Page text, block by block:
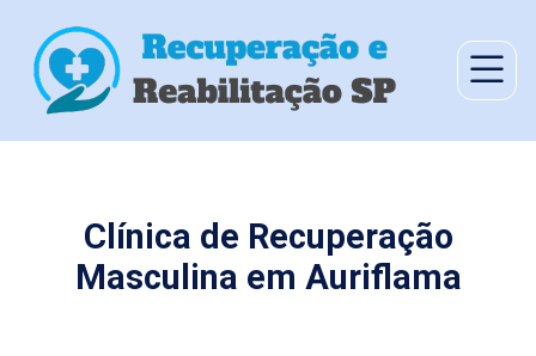
Clínica de Recuperação
Masculina em Auriflama